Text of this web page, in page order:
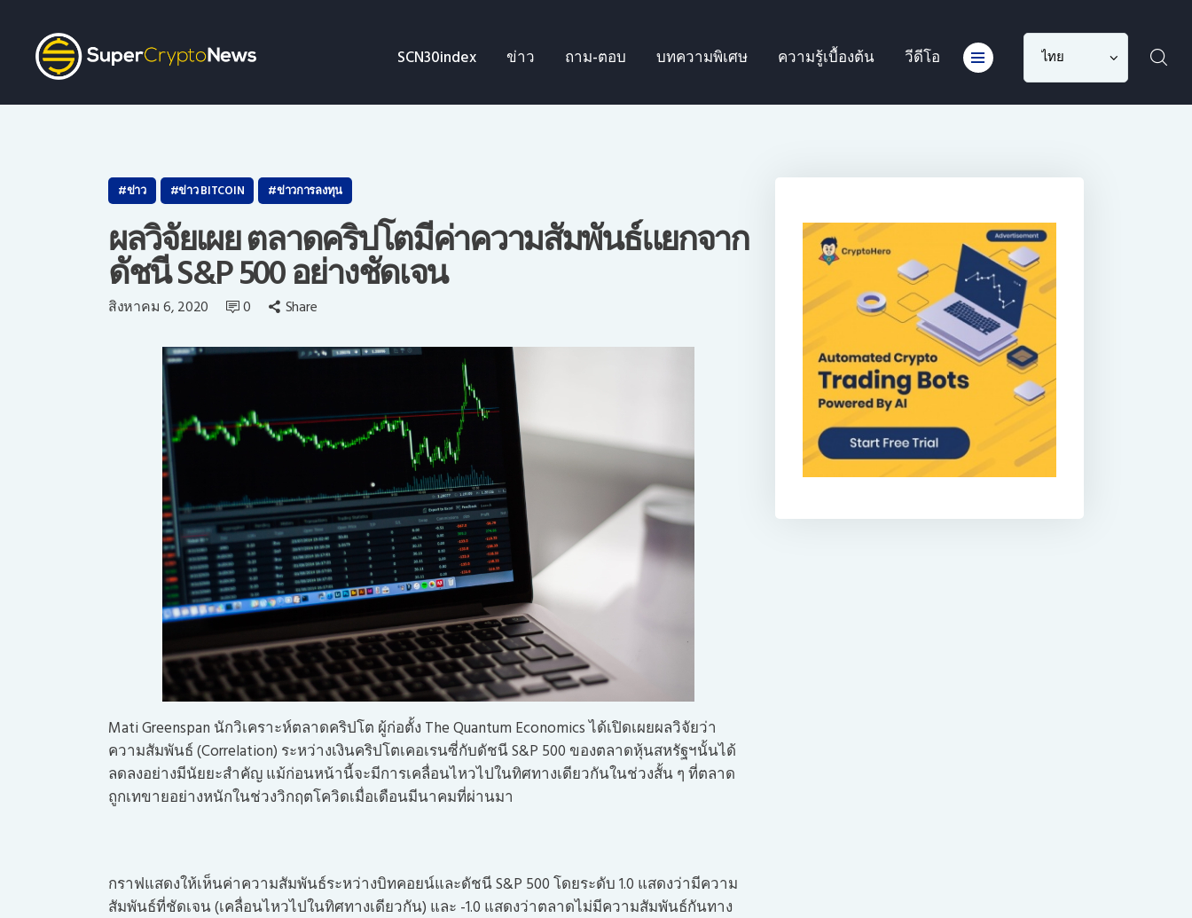
SCN30index ข่าว ถาม-ตอบ บทความพิเศษ ความรู้เบื้องต้น วีดีโอ
Choose
ข่าว
ความรู้เบื้องต้น
วีดีโอ
ไทย
ข่าว ข่าว BITCOIN ข่าวการลงทุน
ผลวิจัยเผย ตลาดคริปโตมีค่าความสัมพันธ์แยกจาก
ดัชนี S&P 500 อย่างชัดเจน
สิงหาคม 6, 2020 0 Share
Mati Greenspan นักวิเคราะห์ตลาดคริปโต ผู้ก่อตั้ง The Quantum Economics ได้เปิดเผยผลวิจัยว่า
ความสัมพันธ์ (Correlation) ระหว่างเงินคริปโตเคอเรนซี่กับดัชนี S&P 500 ของตลาดหุ้นสหรัฐฯนั้นได้
ลดลงอย่างมีนัยยะสำคัญ แม้ก่อนหน้านี้จะมีการเคลื่อนไหวไปในทิศทางเดียวกันในช่วงสั้น ๆ ที่ตลาด
ถูกเทขายอย่างหนักในช่วงวิกฤตโควิดเมื่อเดือนมีนาคมที่ผ่านมา
กราฟแสดงให้เห็นค่าความสัมพันธ์ระหว่างบิทคอยน์และดัชนี S&P 500 โดยระดับ 1.0 แสดงว่ามีความ
สัมพันธ์ที่ชัดเจน (เคลื่อนไหวไปในทิศทางเดียวกัน) และ -1.0 แสดงว่าตลาดไม่มีความสัมพันธ์กันทาง